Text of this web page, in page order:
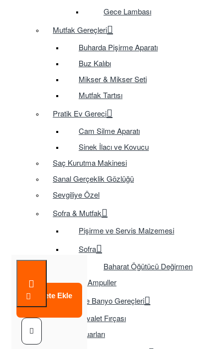
Gece Lambası
Mutfak Gereçleri
Buharda Pişirme Aparatı
Buz Kalıbı
Mikser & Mikser Seti
Mutfak Tartısı
Pratik Ev Gereci
Cam Silme Aparatı
Sinek İlacı ve Kovucu
Saç Kurutma Makinesi
Sanal Gerçeklik Gözlüğü
Sevgiliye Özel
Sofra & Mutfak
Pişirme ve Servis Malzemesi
Sofra
Baharat Öğütücü Değirmen
Tasarruflu Ampuller
Temizlik ve Banyo Gereçleri
Tuvalet Fırçası
TV Aksesuarları
Sepete Ekle